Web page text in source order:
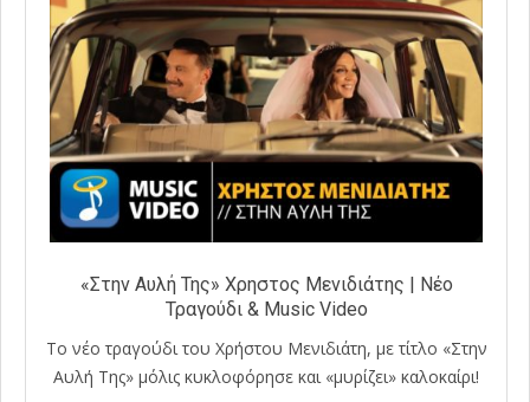
«Στην Αυλή Της» Χρηστος Μενιδιάτης | Νέο
Τραγούδι & Music Video
Το νέο τραγούδι του Χρήστου Μενιδιάτη, με τίτλο «Στην
Αυλή Της» μόλις κυκλοφόρησε και «μυρίζει» καλοκαίρι!